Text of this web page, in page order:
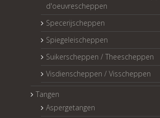
d'oeuvrescheppen
Specerijscheppen
Spiegeleischeppen
Suikerscheppen / Theescheppen
Visdienscheppen / Visscheppen
Tangen
Aspergetangen